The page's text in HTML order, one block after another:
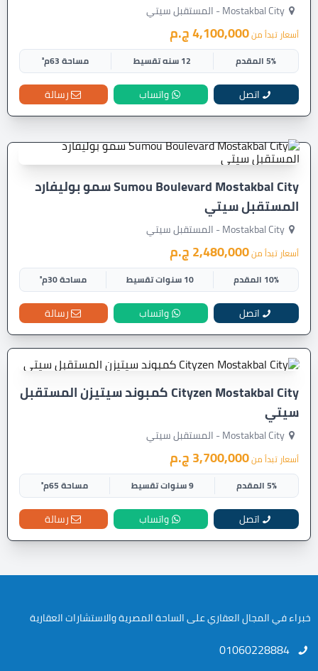
Mostakbal City - المستقبل سيتي
أسعار تبدأ من4,100,000 ج.م
5% المقدم 12 سنه تقسيط مساحة 63م²
اتصل واتساب رسالة
Sumou Boulevard Mostakbal City سمو بوليفارد
المستقبل سيتي
Mostakbal City - المستقبل سيتي
أسعار تبدأ من2,480,000 ج.م
10% المقدم 10 سنوات تقسيط مساحة 30م²
اتصل واتساب رسالة
Cityzen Mostakbal City كمبوند سيتيزن المستقبل
سيتي
Mostakbal City - المستقبل سيتي
أسعار تبدأ من3,700,000 ج.م
5% المقدم 9 سنوات تقسيط مساحة 65م²
اتصل واتساب رسالة
خبراء في المجال العقاري على الساحة المصرية والاستشارات العقارية
01060228884